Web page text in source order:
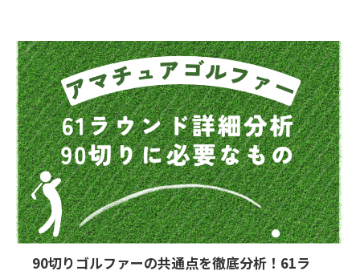
90切りゴルファーの共通点を徹底分析！61ラ